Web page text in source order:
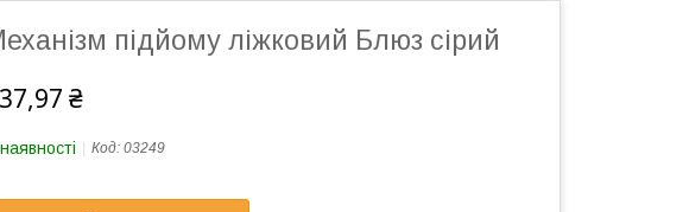
підйому ліжковий Блюз сірий
₴
Код: 03249